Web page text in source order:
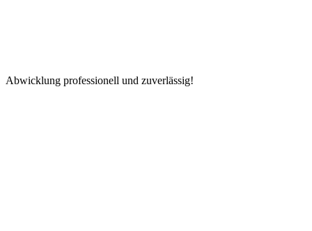
Abwicklung professionell und zuverlässig!